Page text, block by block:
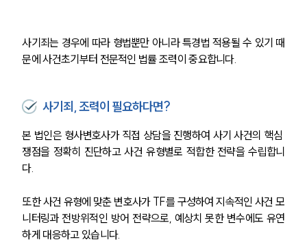
대륜법률상담예약
사기죄는 경우에 따라 형법뿐만 아니라 특경법 적용될 수 있기 때
문에 사건초기부터 전문적인 법률 조력이 중요합니다.
사기죄, 조력이 필요하다면?
본 법인은 형사변호사가 직접 상담을 진행하여 사기 사건의 핵심
쟁점을 정확히 진단하고 사건 유형별로 적합한 전략을 수립합니
다.
또한 사건 유형에 맞춘 변호사가 TF를 구성하여 지속적인 사건 모
니터링과 전방위적인 방어 전략으로, 예상치 못한 변수에도 유연
하게 대응하고 있습니다.